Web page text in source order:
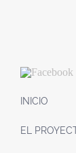
INICIO
EL